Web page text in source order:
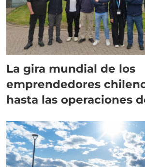
La gira mundial de los
emprendedores
hasta las operaciones